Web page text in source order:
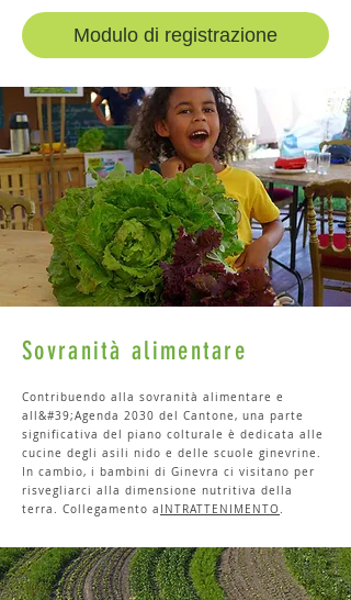
Modulo di registrazione
Sovranità alimentare
Contribuendo alla sovranità alimentare e
all&#39;Agenda 2030 del Cantone, una parte
significativa del piano colturale è dedicata alle
cucine degli asili nido e delle scuole ginevrine.
In cambio, i bambini di Ginevra ci visitano per
risvegliarci alla dimensione nutritiva della
terra. Collegamento a INTRATTENIMENTO.